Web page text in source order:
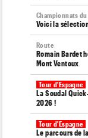
Championnats
Voici la
Route
Romain Bardet
Mont Ventoux
Tour d'Espagne
La Soudal
2026 !
Tour d'Espagne
Le parcours de